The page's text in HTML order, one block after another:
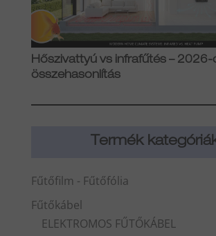
Hőszivattyú vs infrafűtés –
összehasonlítás
Termék
Fűtőfilm - Fűtőfólia
Fűtőkábel
ELEKTROMOS FŰTŐKÁBEL